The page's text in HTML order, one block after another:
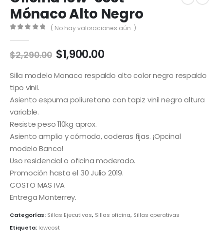
Mónaco Alto Negro
( No hay valoraciones aún. )
$2,290.00 $1,900.00
Silla modelo Monaco respaldo alto color negro respaldo
tipo vinil.
Asiento espuma poliuretano con tapiz vinil negro altura
variable.
Resiste peso 110kg aprox.
Asiento amplio y cómodo, coderas fijas. ¡Opcinal
modelo Banco!
Uso residencial o oficina moderado.
Promoción hasta el 30 Julio 2019.
COSTO MAS IVA
Entrega Monterrey.
Categorías: Sillas Ejecutivas, Sillas oficina, Sillas operativas
Etiqueta: lowcost